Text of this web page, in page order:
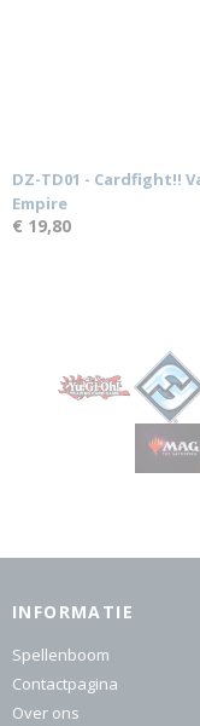
DZ-TD01 - Cardfight!!
Empire
€ 19,80
INFORMATIE
Spellenboom
Contactpagina
Over ons